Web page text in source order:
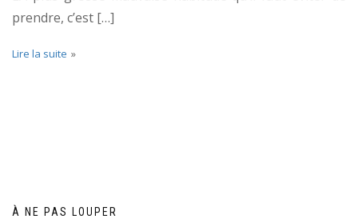
prendre, c’est […]
Lire la suite
À NE PAS LOUPER